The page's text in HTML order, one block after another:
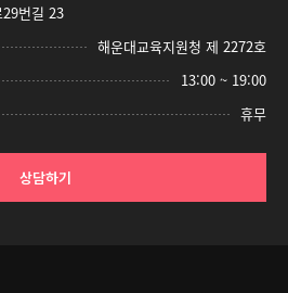
번길 23
해운대교육지원청 제 2272호
13:00 ~ 19:00
휴무
상담하기